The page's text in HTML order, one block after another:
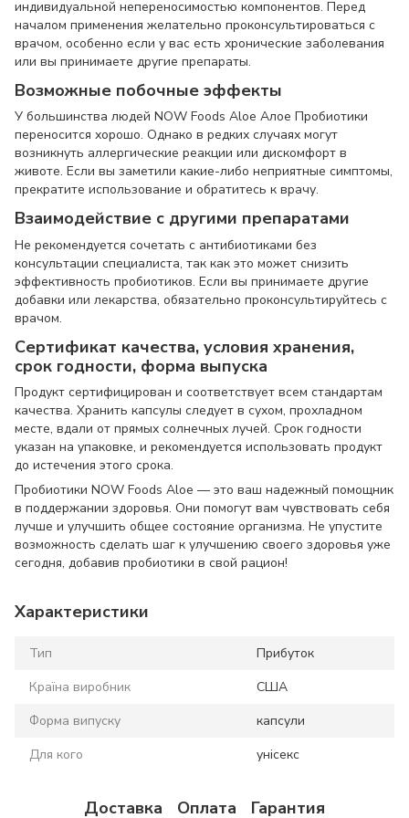
индивидуальной непереносимостью компонентов. Перед
началом применения желательно проконсультироваться с
врачом, особенно если у вас есть хронические заболевания
или вы принимаете другие препараты.
Возможные побочные эффекты
У большинства людей NOW Foods Aloe Алое Пробиотики
переносится хорошо. Однако в редких случаях могут
возникнуть аллергические реакции или дискомфорт в
животе. Если вы заметили какие-либо неприятные симптомы,
прекратите использование и обратитесь к врачу.
Взаимодействие с другими препаратами
Не рекомендуется сочетать с антибиотиками без
консультации специалиста, так как это может снизить
эффективность пробиотиков. Если вы принимаете другие
добавки или лекарства, обязательно проконсультируйтесь с
врачом.
Сертификат качества, условия хранения,
срок годности, форма выпуска
Продукт сертифицирован и соответствует всем стандартам
качества. Хранить капсулы следует в сухом, прохладном
месте, вдали от прямых солнечных лучей. Срок годности
указан на упаковке, и рекомендуется использовать продукт
до истечения этого срока.
Пробиотики NOW Foods Aloe — это ваш надежный помощник
в поддержании здоровья. Они помогут вам чувствовать себя
лучше и улучшить общее состояние организма. Не упустите
возможность сделать шаг к улучшению своего здоровья уже
сегодня, добавив пробиотики в свой рацион!
Характеристики
Тип
Прибуток
Країна виробник
США
Форма випуску
капсули
Для кого
унісекс
Доставка Оплата Гарантия